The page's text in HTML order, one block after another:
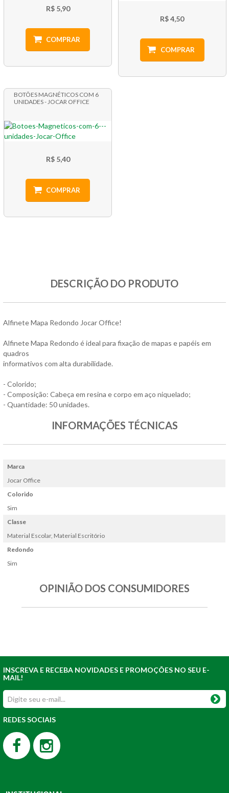
R$ 5,90
COMPRAR
R$ 4,50
COMPRAR
BOTÕES MAGNÉTICOS COM 6
UNIDADES - JOCAR OFFICE
R$ 5,40
COMPRAR
DESCRIÇÃO DO PRODUTO
Alfinete Mapa Redondo Jocar Office!
Alfinete Mapa Redondo é ideal para fixação de mapas e papéis em
quadros
informativos com alta durabilidade.
- Colorido;
- Composição: Cabeça em resina e corpo em aço niquelado;
- Quantidade: 50 unidades.
INFORMAÇÕES TÉCNICAS
Marca
Jocar Office
Colorido
Sim
Classe
Material Escolar, Material Escritório
Redondo
Sim
OPINIÃO DOS CONSUMIDORES
INSCREVA E RECEBA NOVIDADES E PROMOÇÕES NO SEU E-
MAIL!
REDES SOCIAIS